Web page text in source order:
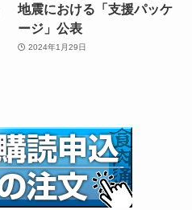
地震における「支援パッケ
ージ」公表
2024年1月29日